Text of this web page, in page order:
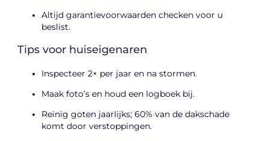
Altijd garantievoorwaarden checken voor u
beslist.
Tips voor huiseigenaren
Inspecteer 2× per jaar en na stormen.
Maak foto’s en houd een logboek bij.
Reinig goten jaarlijks; 60% van de dakschade
komt door verstoppingen.